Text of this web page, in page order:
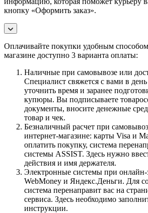
кнопку «Оформить заказ».
Оплачивайте покупки удобным
магазине доступно 3 варианта оплаты:
Наличные при самовывозе или
Специалист свяжется с вами в
уточнить время и заранее
купюры. Вы подписываете
документы, вносите денежные
товар и чек.
Безналичный расчет при
интернет-магазине: карты Visa и
оплатить покупку, система
системы ASSIST. Здесь нужно
действия и имя держателя.
Электронные системы при онлайн-
WebMoney и Яндекс.Деньги. Для
система перенаправит вас на
сервиса. Здесь необходимо
инструкции.